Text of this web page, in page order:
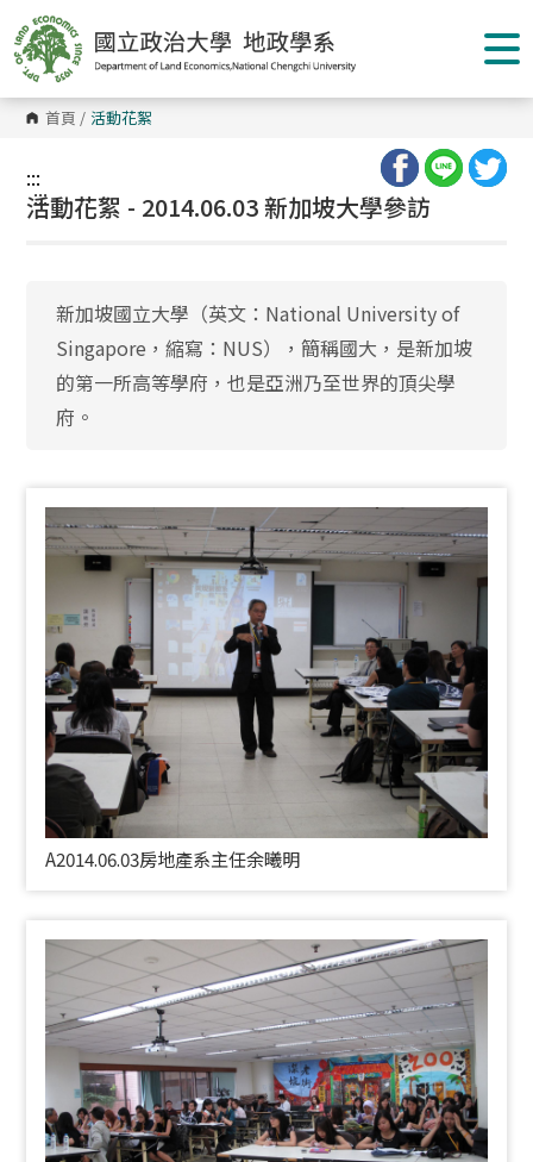
到
主
要
內
容
區 首頁 / 活動花絮
:::
:::
活動花絮 - 2014.06.03 新加坡大學參訪
新加坡國立大學（英文：National University of
Singapore，縮寫：NUS），簡稱國大，是新加坡
的第一所高等學府，也是亞洲乃至世界的頂尖學
府。
A2014.06.03房地產系主任余曦明